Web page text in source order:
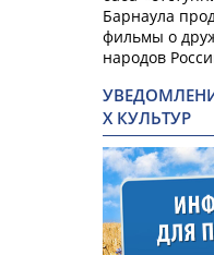
Барнаула
фильмы о
народов
Х КУЛЬТУР